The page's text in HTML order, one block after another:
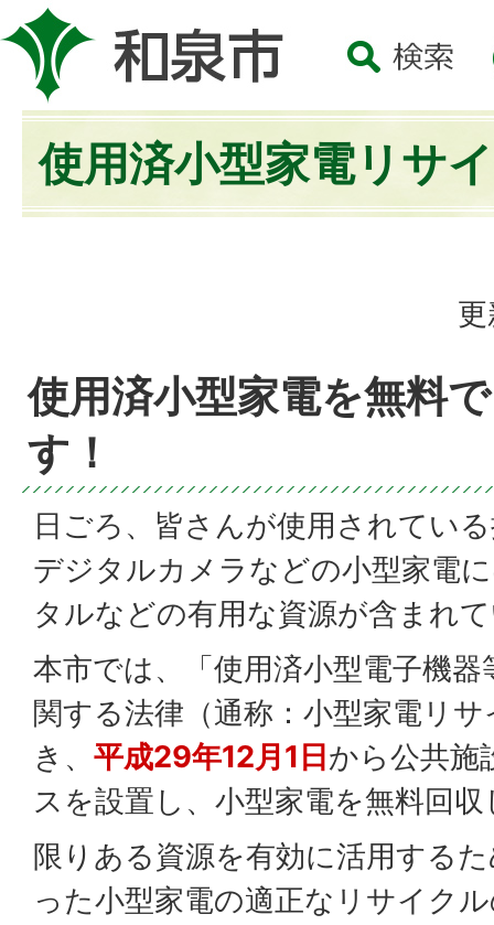
使用済小型家電リサ
使用済小型家電を無料
す！
日ごろ、皆さんが使用されてい
デジタルカメラなどの小型家電
タルなどの有用な資源が含まれ
本市では、「使用済小型電子機
関する法律（通称：小型家電リ
き、 平成29年12月1日から公共施
スを設置し、小型家電を無料回
限りある資源を有効に活用する
った小型家電の適正なリサイク